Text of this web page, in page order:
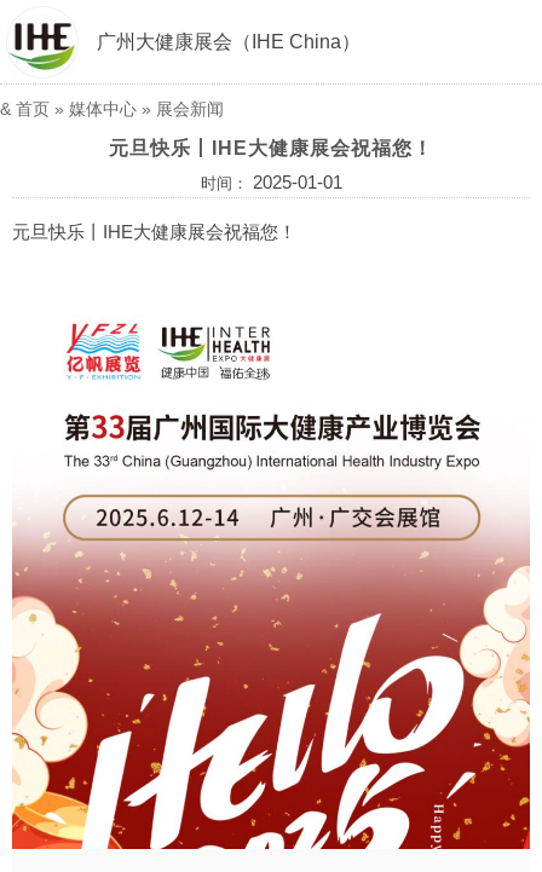
广州大健康展会（IHE China）
& 首页 » 媒体中心 » 展会新闻
元旦快乐丨IHE大健康展会祝福您！
时间： 2025-01-01
元旦快乐丨IHE大健康展会祝福您！